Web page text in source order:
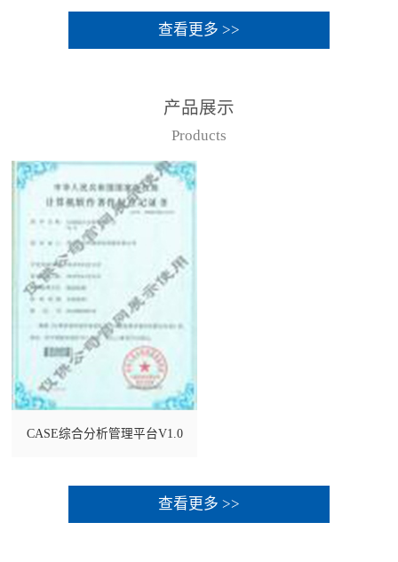
查看更多 >>
产品展示
Products
CASE综合分析管理平台V1.0
查看更多 >>